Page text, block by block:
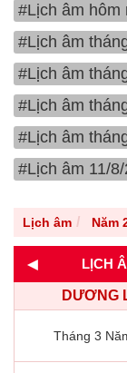
#Lịch âm hôm
#Lịch âm
#Lịch âm
#Lịch âm
#Lịch âm
#Lịch âm 11/
Lịch âm Năm
◄ LỊCH
DƯƠNG
Tháng 3